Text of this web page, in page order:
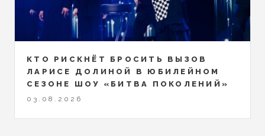
КТО РИСКНЁТ БРОСИТЬ ВЫЗОВ
ЛАРИСЕ ДОЛИНОЙ В ЮБИЛЕЙНОМ
СЕЗОНЕ ШОУ «БИТВА ПОКОЛЕНИЙ»
03.08.2026